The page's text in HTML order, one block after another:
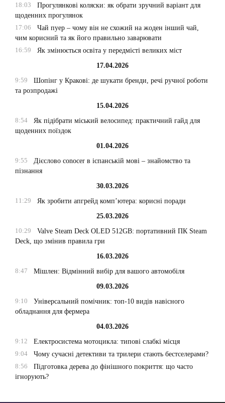
18:03
Прогулянкові коляски: як обрати зручний варіант для
щоденних прогулянок
17:06
Чай пуер – чому він не схожий на жоден інший чай,
чим корисний та як його правильно заварювати
16:59
Як змінюється освіта у передмісті великих міст
17.04.2026
9:59
Шопінг у Кракові: де шукати бренди, речі ручної роботи
та розпродажі
15.04.2026
8:54
Як підібрати міський велосипед: практичний гайд для
щоденних поїздок
01.04.2026
9:55
Дієслово conocer в іспанській мові – знайомство та
пізнання
30.03.2026
11:29
Як зробити апгрейд комп’ютера: корисні поради
25.03.2026
10:29
Valve Steam Deck OLED 512GB: портативний ПК Steam
Deck, що змінив правила гри
16.03.2026
8:47
Мішлен: Відмінний вибір для вашого автомобіля
09.03.2026
9:10
Універсальний помічник: топ-10 видів навісного
обладнання для фермера
04.03.2026
9:12
Електросистема мотоцикла: типові слабкі місця
9:04
Чому сучасні детективи та трилери стають бестселерами?
8:56
Підготовка дерева до фінішного покриття: що часто
ігнорують?